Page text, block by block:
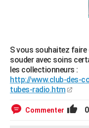
S vous souhaitez faire
souder avec soins
les collectionneurs :
http://www.club-des-
tubes-radio.htm
Commenter 0